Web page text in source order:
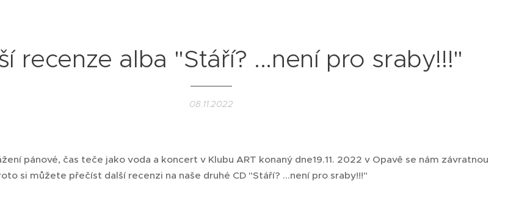
recenze alba "Stáří? ...není pro sraby!!!"
08.11.2022
pánové, čas teče jako voda a koncert v Klubu ART konaný dne19.11. 2022 v Opavě se nám závratnou
si můžete přečíst další recenzi na naše druhé CD "Stáří? ...není pro sraby!!!"